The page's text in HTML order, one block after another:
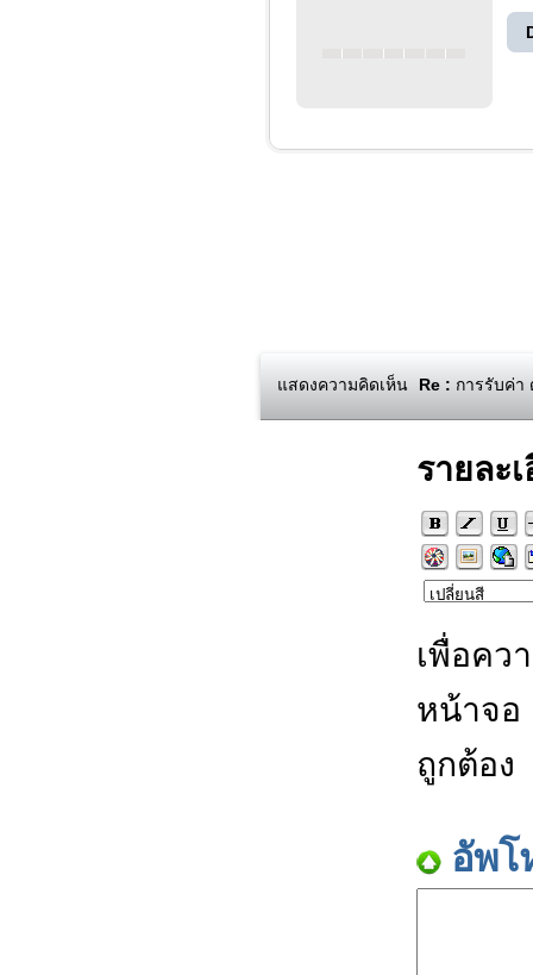
แสดงความคิดเห็น Re : การรับค่า
รายละ
เพื่อคว
หน้าจอ
ถูกต้อง
อัพโ